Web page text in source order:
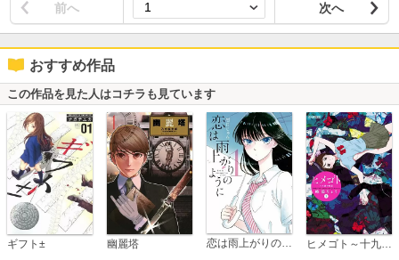
前へ 次へ
おすすめ作品
この作品を見た人はコチラも見ています
ギフト± 幽麗塔 恋は雨上がりのように